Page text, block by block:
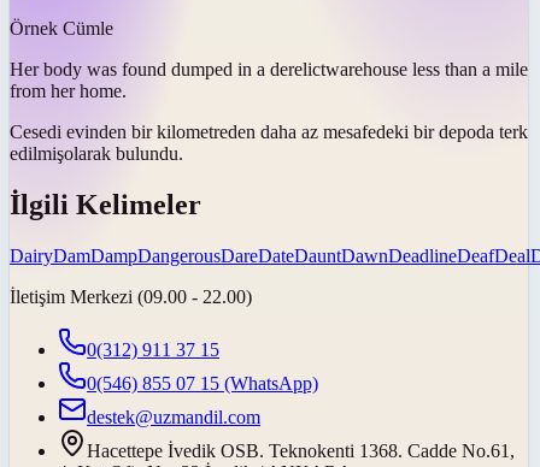
Örnek Cümle
Her body was found dumped in a derelictwarehouse less than a mile
from her home.
Cesedi evinden bir kilometreden daha az mesafedeki bir depoda terk
edilmişolarak bulundu.
İlgili Kelimeler
DairyDamDampDangerousDareDateDauntDawnDeadlineDeafDeal
İletişim Merkezi (09.00 - 22.00)
0(312) 911 37 15
0(546) 855 07 15 (WhatsApp)
destek@uzmandil.com
Hacettepe İvedik OSB. Teknokenti 1368. Cadde No.61,